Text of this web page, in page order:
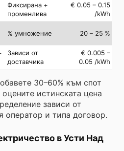
Фиксирана +
променлива
€ 0.05 – 0.15
/kWh
% умножение 20 – 25 %
Зависи от
доставчика
€ 0.005 –
0.05 /kWh
30–60% към спот
истинската цена
зависи от
и типа договор.
в Усти Над